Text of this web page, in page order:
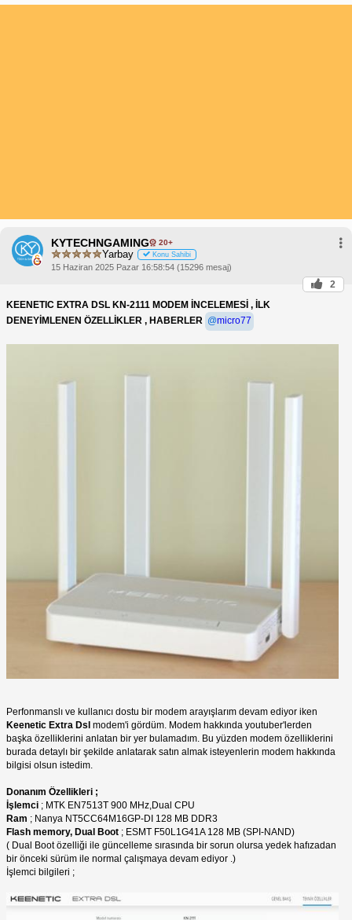
KYTECHNGAMING 20+
Yarbay Konu Sahibi
15 Haziran 2025 Pazar 16:58:54 (15296 mesaj)
2
KEENETIC EXTRA DSL KN-2111 MODEM İNCELEMESİ , İLK
DENEYİMLENEN ÖZELLİKLER , HABERLER @micro77
Perfonmanslı ve kullanıcı dostu bir modem arayışlarım devam ediyor iken
Keenetic Extra Dsl modem'i gördüm. Modem hakkında youtuber'lerden
başka özelliklerini anlatan bir yer bulamadım. Bu yüzden modem özelliklerini
burada detaylı bir şekilde anlatarak satın almak isteyenlerin modem hakkında
bilgisi olsun istedim.
Donanım Özellikleri ;
İşlemci ; MTK EN7513T 900 MHz,Dual CPU
Ram ; Nanya NT5CC64M16GP-DI 128 MB DDR3
Flash memory, Dual Boot ; ESMT F50L1G41A 128 MB (SPI-NAND)
( Dual Boot özelliği ile güncelleme sırasında bir sorun olursa yedek hafızadan
bir önceki sürüm ile normal çalışmaya devam ediyor .)
İşlemci bilgileri ;